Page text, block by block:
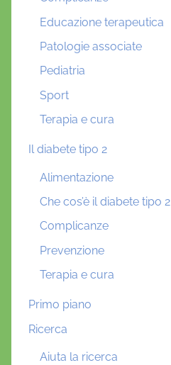
Educazione terapeutica
Patologie associate
Pediatria
Sport
Terapia e cura
Il diabete tipo 2
Alimentazione
Che cos’è il diabete tipo 2
Complicanze
Prevenzione
Terapia e cura
Primo piano
Ricerca
Aiuta la ricerca